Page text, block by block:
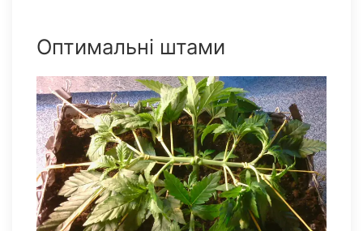
Оптимальні штами